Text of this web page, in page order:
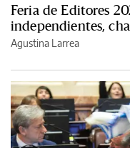
Feria de Editores
independientes,
Agustina Larrea